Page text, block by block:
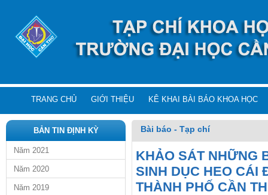
TRANG CHỦ GIỚI THIỆU KÊ KHAI BÀI BÁO KHOA HỌC
BẢN TIN ĐỊNH KỲ
Năm 2021
Năm 2020
Năm 2019
Bài báo - Tạp chí
KHẢO SÁT NHỮNG
SINH DỤC HEO CÁI
THÀNH PHỐ CẦN